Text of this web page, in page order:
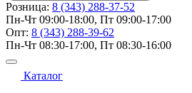
Розница: 8 (343) 288-37-52
Пн-Чт 09:00-18:00, Пт 09:00-17:00
Опт: 8 (343) 288-39-62
Пн-Чт 08:30-17:00, Пт 08:30-16:00
Каталог